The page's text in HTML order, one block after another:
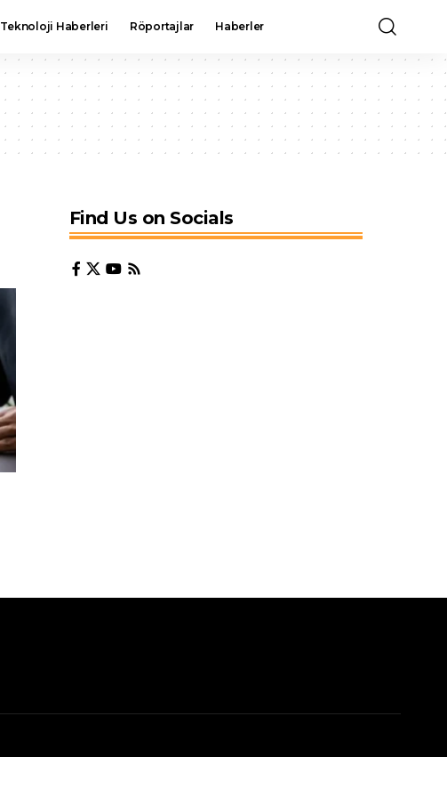
Teknoloji Haberleri Röportajlar Haberler
Find Us on Socials